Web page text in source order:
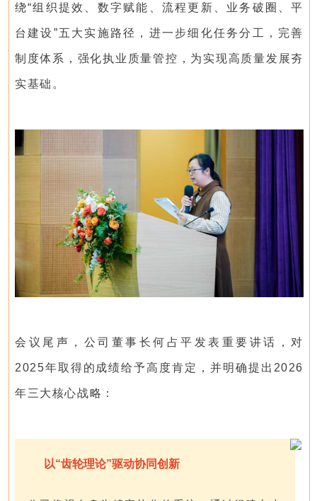
绕“组织提效、数字赋能、流程更新、业务破圈、平
台建设”五大实施路径，进一步细化任务分工，完善
制度体系，强化执业质量管控，为实现高质量发展夯
实基础。
会议尾声，公司董事长何占平发表重要讲话，对
2025年取得的成绩给予高度肯定，并明确提出2026
年三大核心战略：
以“齿轮理论”驱动协同创新